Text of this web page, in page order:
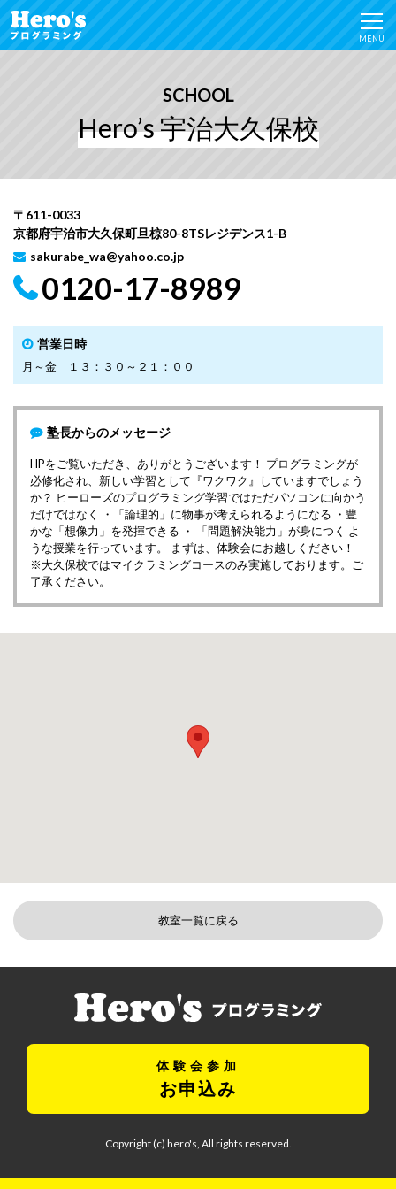
MENU
SCHOOL
Hero’s 宇治大久保校
〒611-0033
京都府宇治市大久保町旦椋80-8TSレジデンス1-B
sakurabe_wa@yahoo.co.jp
0120-17-8989
営業日時
月～金 １３：３０～２１：００
塾長からのメッセージ
HPをご覧いただき、ありがとうございます！ プログラミングが
必修化され、新しい学習として『ワクワク』していますでしょう
か？ ヒーローズのプログラミング学習ではただパソコンに向かう
だけではなく ・「論理的」に物事が考えられるようになる ・豊
かな「想像力」を発揮できる ・ 「問題解決能力」が身につく よ
うな授業を行っています。 まずは、体験会にお越しください！
※大久保校ではマイクラミングコースのみ実施しております。ご
了承ください。
教室一覧に戻る
体験会参加
お申込み
Copyright (c) hero's, All rights reserved.